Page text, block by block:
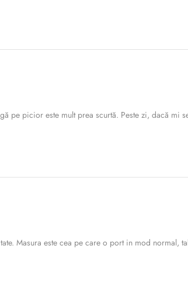
pe picior este mult prea scurtă. Peste zi, dacă mi
Masura este cea pe care o port in mod normal,